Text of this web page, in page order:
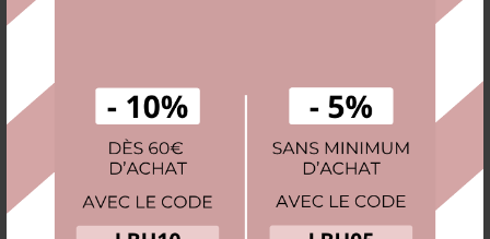
Le magnétisme : le danger invisible qui dérègle
vos montres